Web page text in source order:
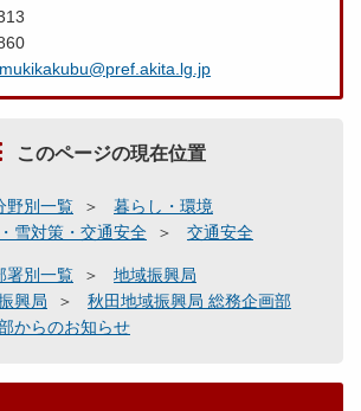
このページの現在位置
野別一覧
暮らし・環境
雪対策・交通安全
交通安全
署別一覧
地域振興局
興局
秋田地域振興局 総務企画部
からのお知らせ